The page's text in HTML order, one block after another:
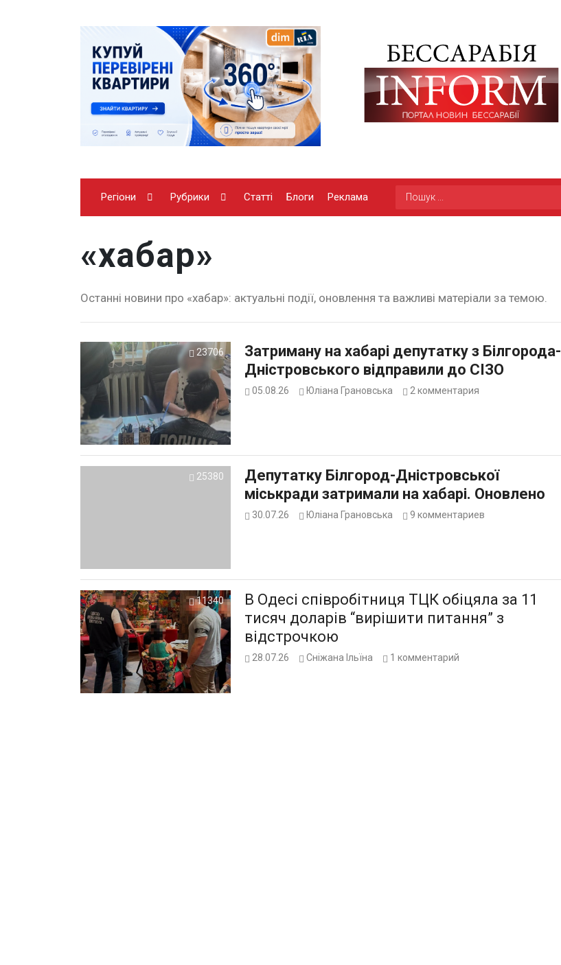
Регіони Рубрики Статті Блоги Реклама
«хабар»
Останні новини про «хабар»: актуальні події, оновлення та важливі матеріали за темою.
23706
Затриману на хабарі депутатку з Білгорода-
Дністровського відправили до СІЗО
05.08.26 Юліана Грановська 2 комментария
25380
Депутатку Білгород-Дністровської
міськради затримали на хабарі. Оновлено
30.07.26 Юліана Грановська 9 комментариев
11340
В Одесі співробітниця ТЦК обіцяла за 11
тисяч доларів “вирішити питання” з
відстрочкою
28.07.26 Сніжана Ільїна 1 комментарий